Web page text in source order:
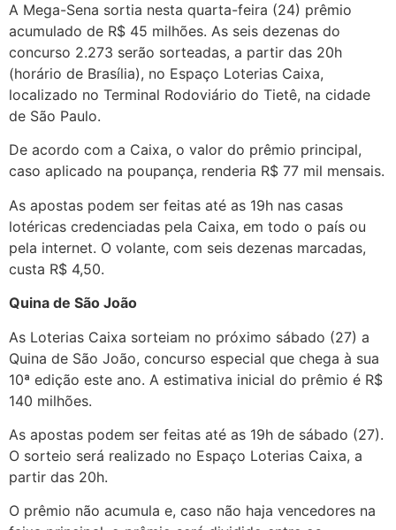
A Mega-Sena sortia nesta quarta-feira (24) prêmio
acumulado de R$ 45 milhões. As seis dezenas do
concurso 2.273 serão sorteadas, a partir das 20h
(horário de Brasília), no Espaço Loterias Caixa,
localizado no Terminal Rodoviário do Tietê, na cidade
de São Paulo.
De acordo com a Caixa, o valor do prêmio principal,
caso aplicado na poupança, renderia R$ 77 mil mensais.
As apostas podem ser feitas até as 19h nas casas
lotéricas credenciadas pela Caixa, em todo o país ou
pela internet. O volante, com seis dezenas marcadas,
custa R$ 4,50.
Quina de São João
As Loterias Caixa sorteiam no próximo sábado (27) a
Quina de São João, concurso especial que chega à sua
10ª edição este ano. A estimativa inicial do prêmio é R$
140 milhões.
As apostas podem ser feitas até as 19h de sábado (27).
O sorteio será realizado no Espaço Loterias Caixa, a
partir das 20h.
O prêmio não acumula e, caso não haja vencedores na